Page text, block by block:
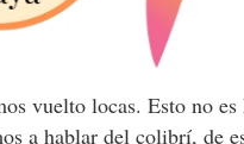
vuelto locas. Esto no
a hablar del colibrí, de